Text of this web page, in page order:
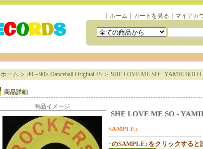
ホーム カートを見る マイアカ
ホーム ＞ 80～90's Dancehall Original 45＞ SHE LOVE ME SO - YAMIE BOLO
商品詳細
商品イメージ
SHE LOVE ME SO -
SAMPLE♪
-----------------------------------------------
↑のSAMPLE♪をクリックすると